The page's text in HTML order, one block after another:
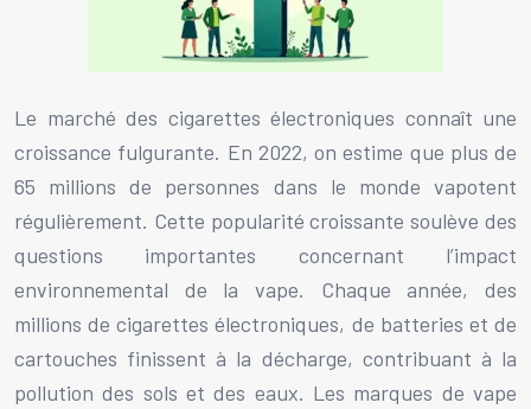
Le marché des cigarettes électroniques connaît une
croissance fulgurante. En 2022, on estime que plus de
65 millions de personnes dans le monde vapotent
régulièrement. Cette popularité croissante soulève des
questions importantes concernant l’impact
environnemental de la vape. Chaque année, des
millions de cigarettes électroniques, de batteries et de
cartouches finissent à la décharge, contribuant à la
pollution des sols et des eaux. Les marques de vape